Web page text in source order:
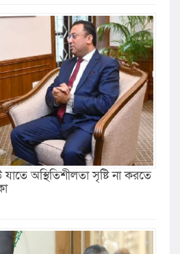
অস্থিতিশীলতা সৃষ্টি না করতে